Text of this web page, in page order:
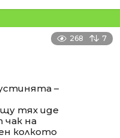
268 7
–
тях иде
чак на
колкото